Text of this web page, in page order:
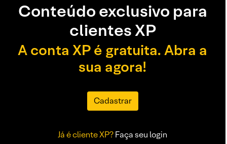
Conteúdo exclusivo para
clientes XP
A conta XP é gratuita. Abra a
sua agora!
Cadastrar
Já é cliente XP?Faça seu login